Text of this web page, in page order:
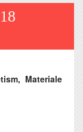
Materiale